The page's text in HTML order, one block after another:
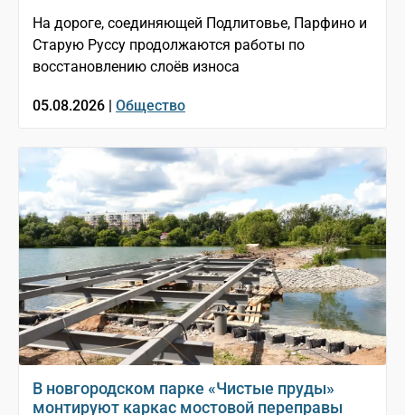
На дороге, соединяющей Подлитовье, Парфино и
Старую Руссу продолжаются работы по
восстановлению слоёв износа
05.08.2026 | Общество
В новгородском парке «Чистые пруды»
монтируют каркас мостовой переправы